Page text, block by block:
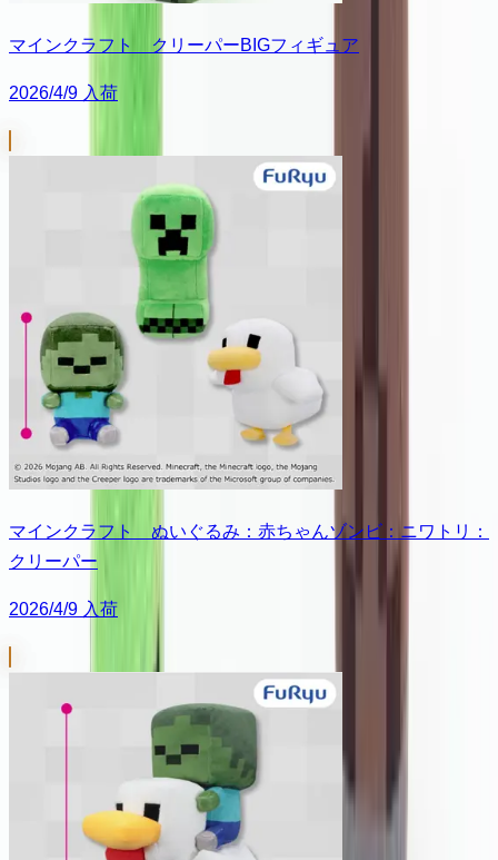
マインクラフト クリーパーBIGフィギュア
2026/4/9 入荷
マインクラフト ぬいぐるみ：赤ちゃんゾンビ：ニワトリ：
クリーパー
2026/4/9 入荷